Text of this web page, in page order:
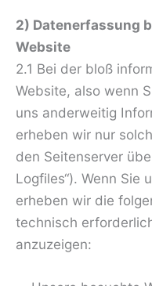
2) Datenerfassung
Website
2.1 Bei der bloß
Website, also wenn
uns anderweitig
erheben wir nur
den Seitenserver
Logfiles“). Wenn Sie
erheben wir die
technisch
anzuzeigen: